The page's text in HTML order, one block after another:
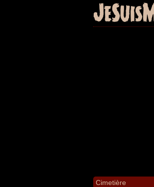
Cimetière